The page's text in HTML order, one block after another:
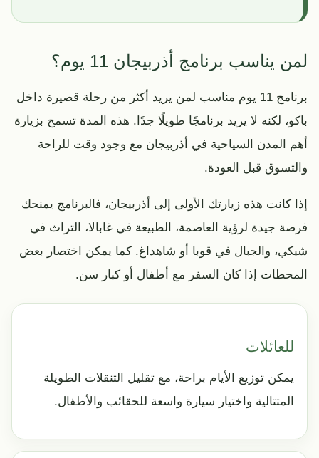
لمن يناسب برنامج أذربيجان 11 يوم؟
برنامج 11 يوم مناسب لمن يريد أكثر من رحلة قصيرة داخل
باكو، لكنه لا يريد برنامجًا طويلًا جدًا. هذه المدة تسمح بزيارة
أهم المدن السياحية في أذربيجان مع وجود وقت للراحة
والتسوق قبل العودة.
إذا كانت هذه زيارتك الأولى إلى أذربيجان، فالبرنامج يمنحك
فرصة جيدة لرؤية العاصمة، الطبيعة في غابالا، التراث في
شيكي، والجبال في قوبا أو شاهداغ. كما يمكن اختصار بعض
المحطات إذا كان السفر مع أطفال أو كبار سن.
للعائلات
يمكن توزيع الأيام براحة، مع تقليل التنقلات الطويلة
المتتالية واختيار سيارة واسعة للحقائب والأطفال.